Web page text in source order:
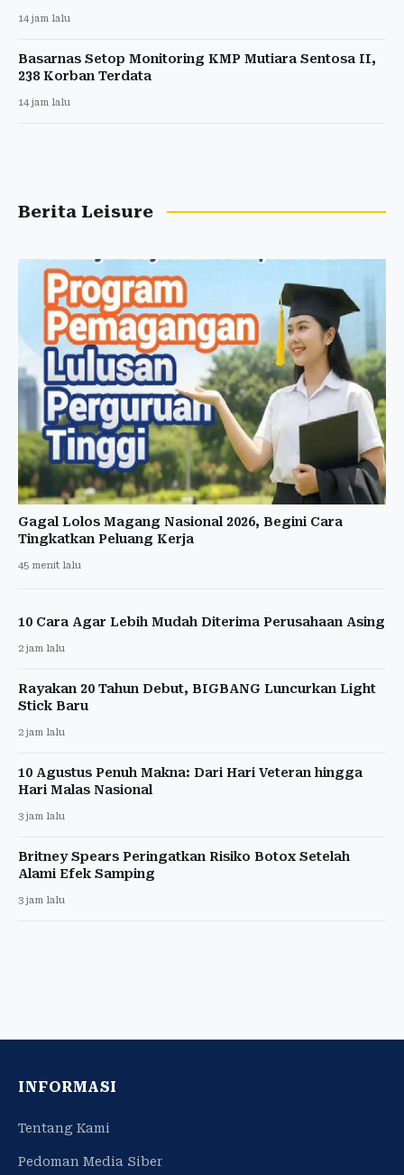
14 jam lalu
Basarnas Setop Monitoring KMP Mutiara Sentosa II,
238 Korban Terdata
14 jam lalu
Berita Leisure
Gagal Lolos Magang Nasional 2026, Begini Cara
Tingkatkan Peluang Kerja
45 menit lalu
10 Cara Agar Lebih Mudah Diterima Perusahaan Asing
2 jam lalu
Rayakan 20 Tahun Debut, BIGBANG Luncurkan Light
Stick Baru
2 jam lalu
10 Agustus Penuh Makna: Dari Hari Veteran hingga
Hari Malas Nasional
3 jam lalu
Britney Spears Peringatkan Risiko Botox Setelah
Alami Efek Samping
3 jam lalu
INFORMASI
Tentang Kami
Pedoman Media Siber